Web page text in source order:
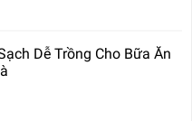
Dễ Trồng Cho Bữa Ăn